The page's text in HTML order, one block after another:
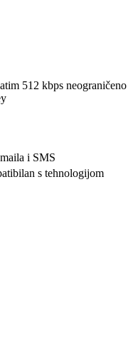
512 kbps neograničeno
i SMS
s tehnologijom